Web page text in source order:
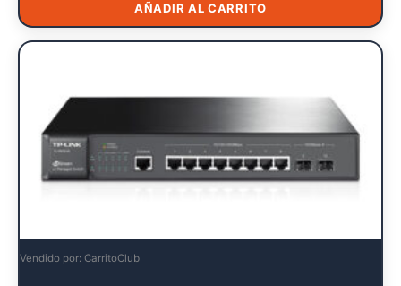
AÑADIR AL CARRITO
Vendido por: CarritoClub